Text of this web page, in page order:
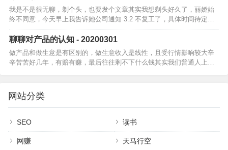
我是不是很无聊，剃个头，也要发个文章其实我想剃头好久了，丽娇始
终不同意，今天早上我告诉她公司通知 3.2 不复工了，具体时间待定现
在也不让出门，头发也长了，她就说了一句，要不，剃了吧听到后我高
兴坏了，…
聊聊对产品的认知 - 20200301
做产品和做生意是有区别的，做生意收入是线性，且受行情影响较大辛
辛苦苦好几年，有赔有赚，最后往往剩不下什么钱其实我们普通人上班
网站分类
SEO 读书
网赚 天马行空